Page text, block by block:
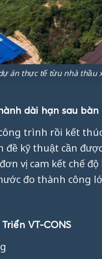
án thực tế từu nhà thầu
dài hạn sau bàn
trình rồi kết
đề kỹ thuật cần
vị cam kết chế
đo thành công
VT-CONS